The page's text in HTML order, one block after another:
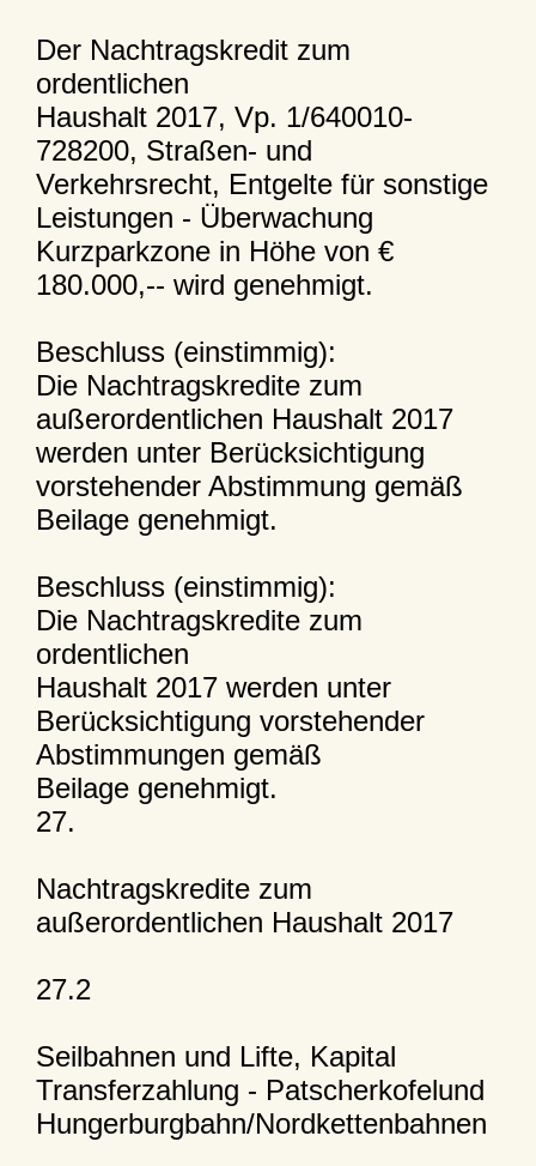
Der Nachtragskredit zum
ordentlichen
Haushalt 2017, Vp. 1/640010-
728200, Straßen- und
Verkehrsrecht, Entgelte für sonstige
Leistungen - Überwachung
Kurzparkzone in Höhe von €
180.000,-- wird genehmigt.
Beschluss (einstimmig):
Die Nachtragskredite zum
außerordentlichen Haushalt 2017
werden unter Berücksichtigung
vorstehender Abstimmung gemäß
Beilage genehmigt.
Beschluss (einstimmig):
Die Nachtragskredite zum
ordentlichen
Haushalt 2017 werden unter
Berücksichtigung vorstehender
Abstimmungen gemäß
Beilage genehmigt.
27.
Nachtragskredite zum
außerordentlichen Haushalt 2017
27.2
Seilbahnen und Lifte, Kapital
Transferzahlung - Patscherkofelund
Hungerburgbahn/Nordkettenbahnen